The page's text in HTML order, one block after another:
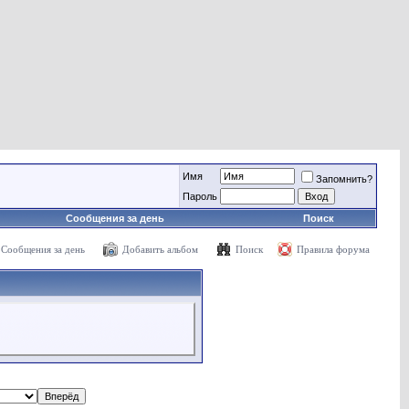
Имя
Запомнить?
Пароль
Сообщения за день Поиск
Сообщения за день Добавить альбом Поиск Правила форума